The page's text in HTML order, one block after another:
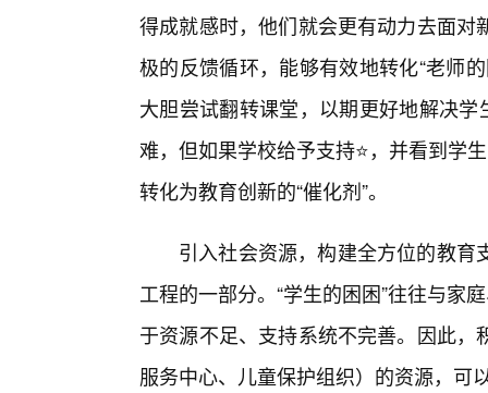
得成就感时，他们就会更有动力去面
极的反馈循环，能够有效地转化“老师
大胆尝试翻转课堂，以期更好地解决
难，但如果学校给予支持⭐，并看到学
转化为教育创新的“催化剂”。
引入社会资源，构建全方位的教
工程的一部分。“学生的困困”往往与家
于资源不足、支持系统不完善。因此
服务中心、儿童保护组织）的资源，可